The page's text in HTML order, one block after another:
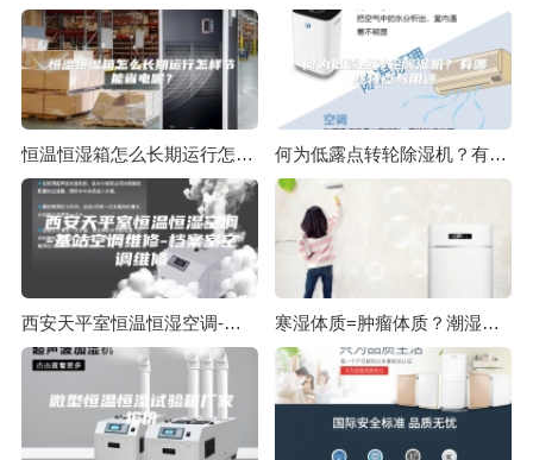
恒温恒湿箱怎么长期运行怎样节能省电呢？ 何为低露点转轮除湿机？有哪些特点与用途
西安天平室恒温恒湿空调-基站空调维修-档案室空调维修 寒湿体质=肿瘤体质？潮湿的木头长木耳，寒湿的体质长肿瘤！